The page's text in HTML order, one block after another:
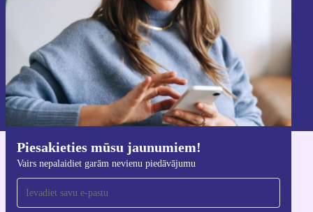
Piesakieties mūsu jaunumiem!
Vairs nepalaidiet garām nevienu piedāvājumu
Reģistrēties
Informāciju par personas datu izmantošanu varat atrast mūsu
Privātuma politikā.
Lejupielādējiet refurbed lietotni
iOS un Android ierīcēm